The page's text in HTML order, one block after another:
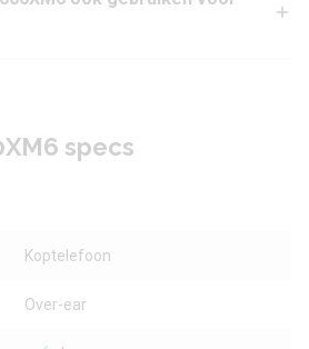
specs
Koptelefoon
Over-ear